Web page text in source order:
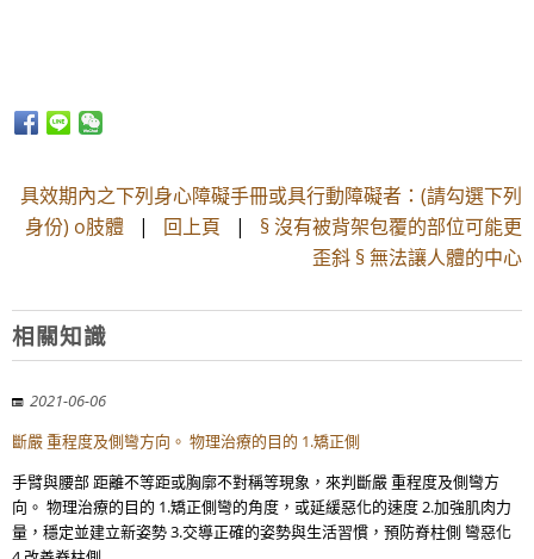
具效期內之下列身心障礙手冊或具行動障礙者：(請勾選下列
身份) o肢體 | 回上頁 | § 沒有被背架包覆的部位可能更
歪斜 § 無法讓人體的中心
相關知識
2021-06-06
斷嚴 重程度及側彎方向。 物理治療的目的 1.矯正側
手臂與腰部 距離不等距或胸廓不對稱等現象，來判斷嚴 重程度及側彎方
向。 物理治療的目的 1.矯正側彎的角度，或延緩惡化的速度 2.加強肌肉力
量，穩定並建立新姿勢 3.交導正確的姿勢與生活習慣，預防脊柱側 彎惡化